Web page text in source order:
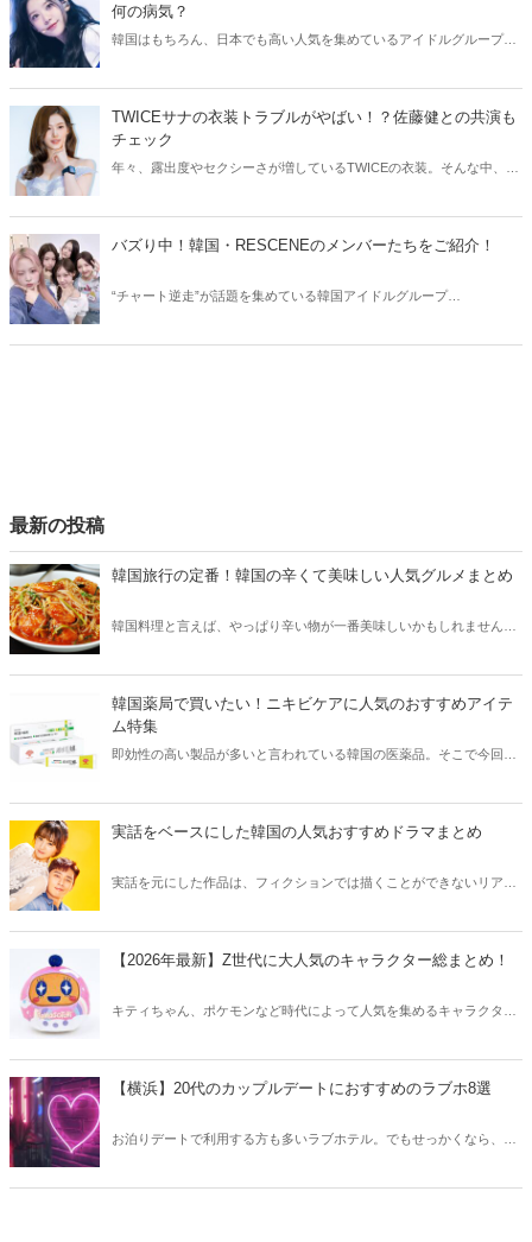
何の病気？
韓国はもちろん、日本でも高い人気を集めているアイドルグループ・
TWICEサナの衣装トラブルがやばい！？佐藤健との共演も
チェック
年々、露出度やセクシーさが増しているTWICEの衣装。そんな中、
バズり中！韓国・RESCENEのメンバーたちをご紹介！
“チャート逆走”が話題を集めている韓国アイドルグループ
最新の投稿
韓国旅行の定番！韓国の辛くて美味しい人気グルメまとめ
韓国料理と言えば、やっぱり辛い物が一番美味しいかもしれません。
方も必見です。
韓国薬局で買いたい！ニキビケアに人気のおすすめアイテ
ム特集
即効性の高い製品が多いと言われている韓国の医薬品。そこで今回は
う。
実話をベースにした韓国の人気おすすめドラマまとめ
実話を元にした作品は、フィクションでは描くことができないリアル
【2026年最新】Z世代に大人気のキャラクター総まとめ！
キティちゃん、ポケモンなど時代によって人気を集めるキャラクター
クしてみましょう。
【横浜】20代のカップルデートにおすすめのラブホ8選
お泊りデートで利用する方も多いラブホテル。でもせっかくなら、キ